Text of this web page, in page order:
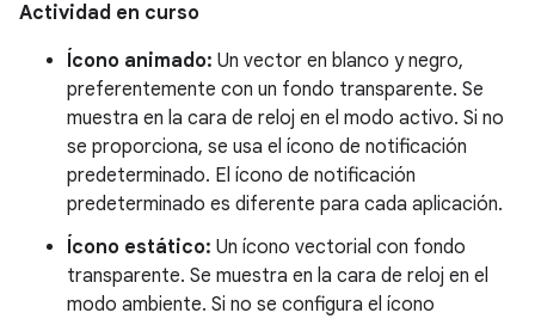
Actividad en curso
Ícono animado: Un vector en blanco y negro,
preferentemente con un fondo transparente. Se
muestra en la cara de reloj en el modo activo. Si no
se proporciona, se usa el ícono de notificación
predeterminado. El ícono de notificación
predeterminado es diferente para cada aplicación.
Ícono estático: Un ícono vectorial con fondo
transparente. Se muestra en la cara de reloj en el
modo ambiente. Si no se configura el ícono